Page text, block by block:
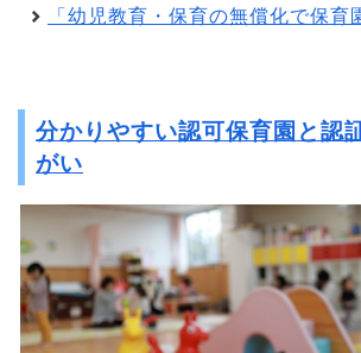
「幼児教育・保育の無償化で保育
分かりやすい認可保育園と認
がい